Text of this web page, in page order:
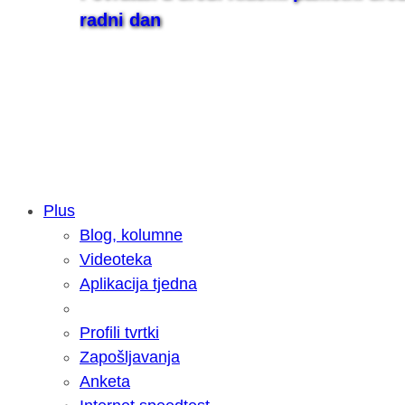
radni dan
Samsung otkrio kako je nastajala
razvoja donijelo tanje i izdržljivije
Plus
Blog, kolumne
Videoteka
Aplikacija tjedna
Profili tvrtki
Zapošljavanja
Anketa